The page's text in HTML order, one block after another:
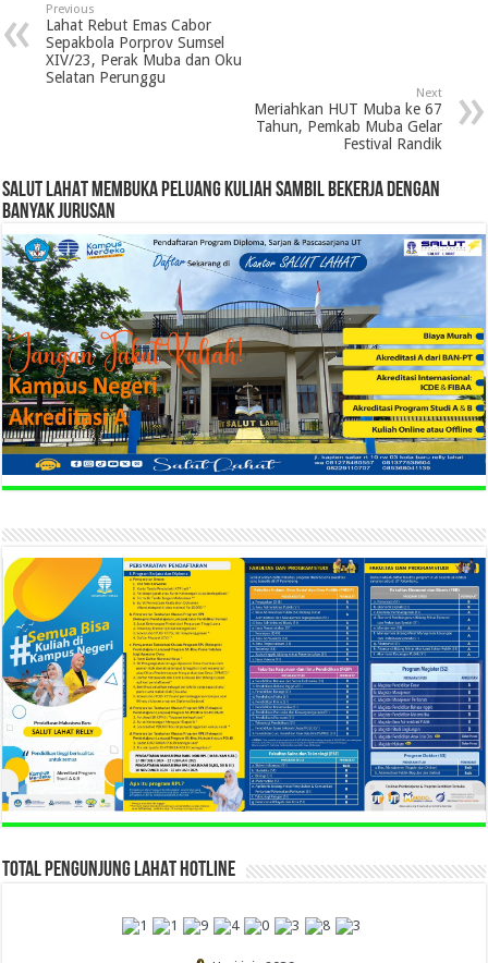
Previous
Lahat Rebut Emas Cabor
Sepakbola Porprov Sumsel
XIV/23, Perak Muba dan Oku
Selatan Perunggu
Next
Meriahkan HUT Muba ke 67
Tahun, Pemkab Muba Gelar
Festival Randik
SALUT LAHAT MEMBUKA PELUANG KULIAH SAMBIL BEKERJA DENGAN
BANYAK JURUSAN
TOTAL PENGUNJUNG LAHAT HOTLINE